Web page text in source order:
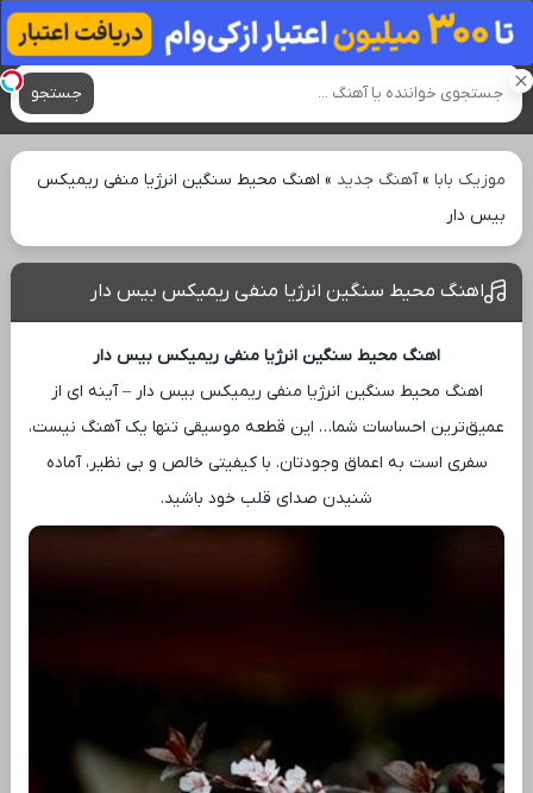
آهنگ های جدید
جستجو
موزیک بابا»آهنگ جدید » اهنگ محیط سنگین انرژیا منفی ریمیکس
بیس دار
اهنگ محیط سنگین انرژیا منفی ریمیکس بیس دار
اهنگ محیط سنگین انرژیا منفی ریمیکس بیس دار
اهنگ محیط سنگین انرژیا منفی ریمیکس بیس دار – آینه ‌ای از
عمیق‌ترین احساسات شما… این قطعه موسیقی تنها یک آهنگ نیست،
سفری است به اعماق وجودتان. با کیفیتی خالص و بی ‌نظیر، آماده
شنیدن صدای قلب خود باشید.